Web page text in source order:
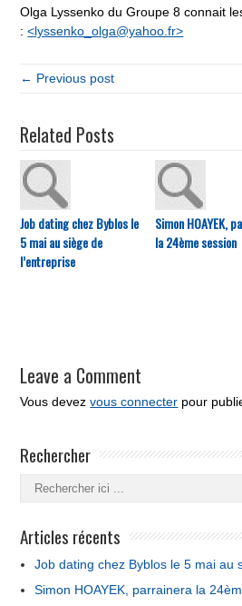
Olga Lyssenko du Groupe 8 connait
:<lyssenko_olga@yahoo.fr>
← Previous post
Related Posts
Job dating chez Byblos le
5 mai au siège de
l’entreprise
Simon HOAYEK,
la 24ème session
Leave a Comment
Vous devezvous connecter pour
Rechercher
Articles récents
Job dating chez Byblos le 5 mai au
Simon HOAYEK, parrainera la